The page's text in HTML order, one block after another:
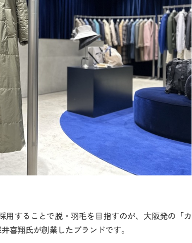
することで脱・羽毛を目指すのが、大阪発の「カ
喜翔氏が創業したブランドです。